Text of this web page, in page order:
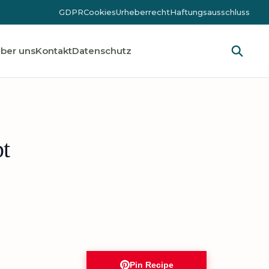
GDPRCookiesUrheberrechtHaftungsausschluss
unsKontaktDatenschutz
Pin Recipe